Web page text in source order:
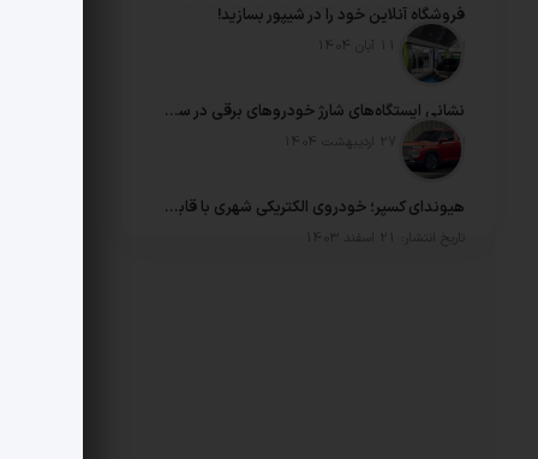
فروشگاه آنلاین خود را در شیپور بسازید!
تاریخ انتشار: 11 آبان 1404
نشانی ایستگاه‌های شارژ خودروهای برقی در سراسر ایران
تاریخ انتشار: 27 اردیبهشت 1404
هیوندای کسپر؛ خودروی الکتریکی شهری با قابلیت آفرود
تاریخ انتشار: 21 اسفند 1403